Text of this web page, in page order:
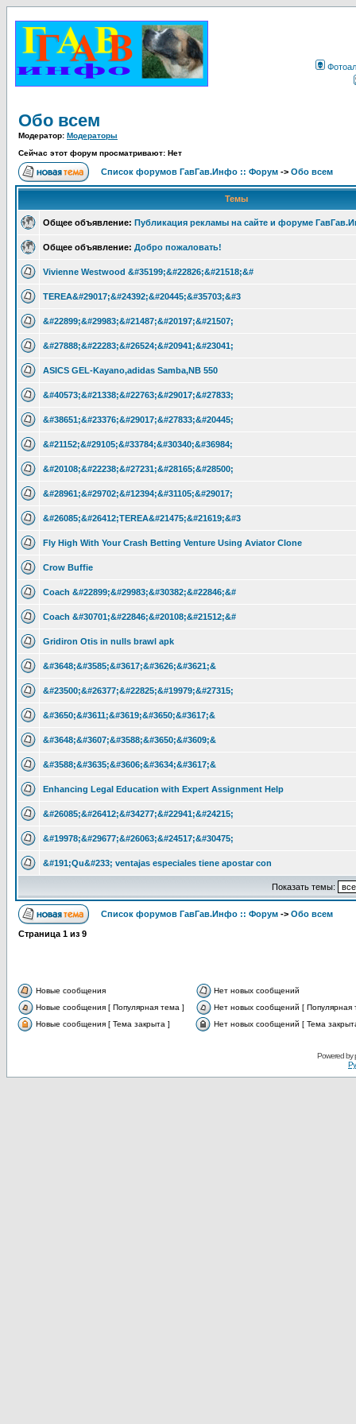
Обо всем
Модератор: Модераторы
Сейчас этот форум просматривают: Нет
Список форумов ГавГав.Инфо :: Форум -> Обо всем
Темы
Общее объявление: Публикация рекламы на сайте и форуме
Общее объявление: Добро пожаловать!
Vivienne Westwood &#35199;&#22826;&#21518;&#
TEREA&#29017;&#24392;&#20445;&#35703;&#3
&#22899;&#29983;&#21487;&#20197;&#21507;
&#27888;&#22283;&#26524;&#20941;&#23041;
ASICS GEL-Kayano,adidas Samba,NB 550
&#40573;&#21338;&#22763;&#29017;&#27833;
&#38651;&#23376;&#29017;&#27833;&#20445;
&#21152;&#29105;&#33784;&#30340;&#36984;
&#20108;&#22238;&#27231;&#28165;&#28500;
&#28961;&#29702;&#12394;&#31105;&#29017;
&#26085;&#26412;TEREA&#21475;&#21619;&#3
Fly High With Your Crash Betting Venture Using Aviator Clone
Crow Buffie
Coach &#22899;&#29983;&#30382;&#22846;&#
Coach &#30701;&#22846;&#20108;&#21512;&#
Gridiron Otis in nulls brawl apk
&#3648;&#3585;&#3617;&#3626;&#3621;&
&#23500;&#26377;&#22825;&#19979;&#27315;
&#3650;&#3611;&#3619;&#3650;&#3617;&
&#3648;&#3607;&#3588;&#3650;&#3609;&
&#3588;&#3635;&#3606;&#3634;&#3617;&
Enhancing Legal Education with Expert Assignment Help
&#26085;&#26412;&#34277;&#22941;&#24215;
&#19978;&#29677;&#26063;&#24517;&#30475;
&#191;Qu&#233; ventajas especiales tiene apostar con
Показать темы:
Список форумов ГавГав.Инфо :: Форум -> Обо всем
Страница 1 из 9
Новые сообщения
Нет новых сообщений
Новые сообщения [ Популярная тема ]
Нет новых сообщений [ Популярная
Новые сообщения [ Тема закрыта ]
Нет новых сообщений [ Тема
Powered by